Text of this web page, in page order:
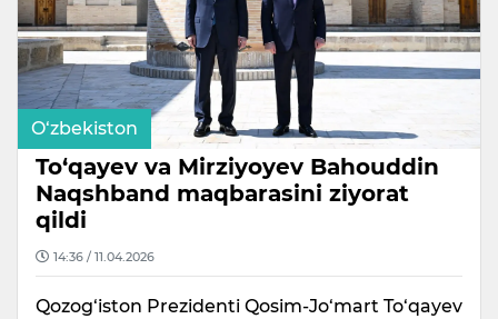
O‘zbekiston
To‘qayev va Mirziyoyev Bahouddin
Naqshband maqbarasini ziyorat
qildi
14:36 / 11.04.2026
Qozog‘iston Prezidenti Qosim-Jo‘mart To‘qayev